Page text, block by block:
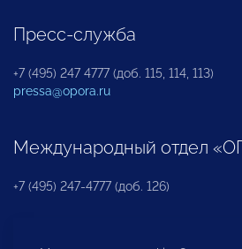
Пресс-служба
+7 (495) 247 4777 (доб. 115, 114, 113)
pressa@opora.ru
Международный отдел
+7 (495) 247-4777 (доб. 126)
Бюро по защите прав